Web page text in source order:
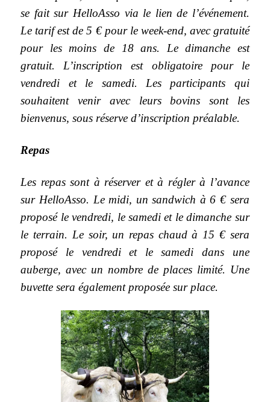
se fait sur HelloAsso via le lien de l’événement.
Le tarif est de 5 € pour le week-end, avec gratuité
pour les moins de 18 ans. Le dimanche est
gratuit. L’inscription est obligatoire pour le
vendredi et le samedi. Les participants qui
souhaitent venir avec leurs bovins sont les
bienvenus, sous réserve d’inscription préalable.
Repas
Les repas sont à réserver et à régler à l’avance
sur HelloAsso. Le midi, un sandwich à 6 € sera
proposé le vendredi, le samedi et le dimanche sur
le terrain. Le soir, un repas chaud à 15 € sera
proposé le vendredi et le samedi dans une
auberge, avec un nombre de places limité. Une
buvette sera également proposée sur place.